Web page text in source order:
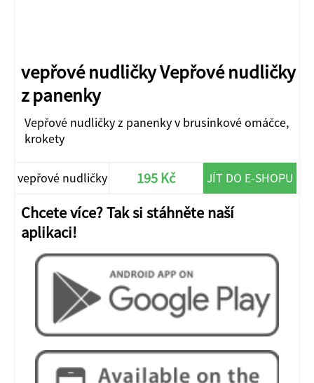
vepřové nudličky Vepřové nudličky
z panenky
Vepřové nudličky z panenky v brusinkové omáčce,
krokety
vepřové nudličky 195 Kč JÍT DO E-SHOPU
Chcete více? Tak si stáhněte naší
aplikaci!